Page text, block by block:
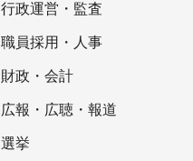
行政運営・監査
職員採用・人事
財政・会計
広報・広聴・報道
選挙